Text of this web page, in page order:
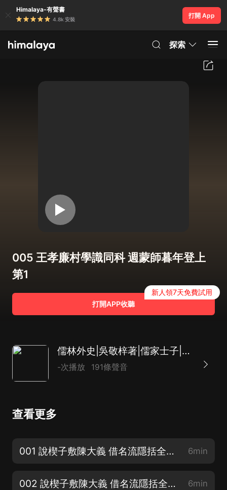
Himalaya-有聲書
4.8k 安裝
打開 App
探索
005 王孝廉村學識同科 週蒙師暮年登上
第1
打開APP收聽
新人領7天免費試用
儒林外史|吳敬梓著|儒家士子|貪官汙吏|土豪劣紳
-次播放 191條聲音
查看更多
001 說楔子敷陳大義 借名流隱括全文1 6min
002 說楔子敷陳大義 借名流隱括全文2 6min